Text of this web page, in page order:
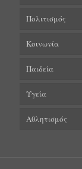
Πολιτισμός
Κοινωνία
Παιδεία
Υγεία
Αθλητισμός